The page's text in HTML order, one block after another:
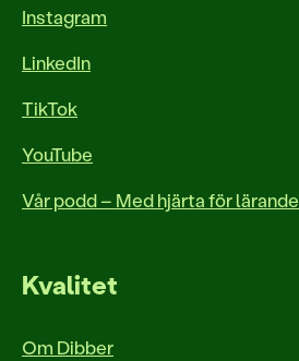
Instagram
LinkedIn
TikTok
YouTube
Vår podd – Med hjärta för lärande
Kvalitet
Om Dibber